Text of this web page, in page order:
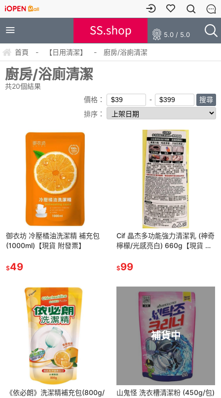
5.0 / 5.0
首頁 - 【日用清潔】 - 廚房/浴廁清潔
廚房/浴廁清潔
共20個結果
價格：
排序：
御衣坊 冷壓橘油洗潔精 補充包
(1000ml)【現貨 附發票】
$49
Cif 晶杰多功能強力清潔乳 (神奇
檸檬/光感亮白) 660g【現貨 附
$99
《依必朗》洗潔精補充包(800g/
補貨中
山鬼怪 洗衣槽清潔粉 (450g/包)